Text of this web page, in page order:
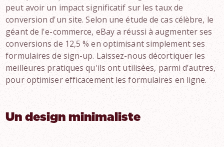
peut avoir un impact significatif sur les taux de
conversion d'un site. Selon une étude de cas célèbre, le
géant de l'e-commerce, eBay a réussi à augmenter ses
conversions de 12,5 % en optimisant simplement ses
formulaires de sign-up. Laissez-nous décortiquer les
meilleures pratiques qu'ils ont utilisées, parmi d’autres,
pour optimiser efficacement les formulaires en ligne.
Un design minimaliste